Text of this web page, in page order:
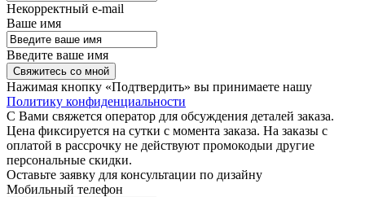
Некорректный e-mail
Ваше имя
Введите ваше имя
Свяжитесь со мной
Нажимая кнопку «Подтвердить» вы принимаете нашу
Политику конфиденциальности
С Вами свяжется оператор для обсуждения деталей заказа.
Цена фиксируется на сутки с момента заказа. На заказы с
оплатой в рассрочку не действуют промокодыи другие
персональные скидки.
Оставьте заявку для консультации по дизайну
Мобильный телефон